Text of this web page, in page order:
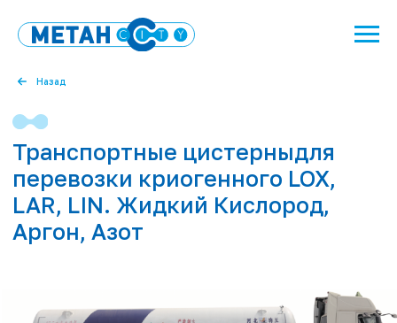
Назад
перевозки криогенного LOX,
LAR, LIN. Жидкий Кислород,
Аргон, Азот